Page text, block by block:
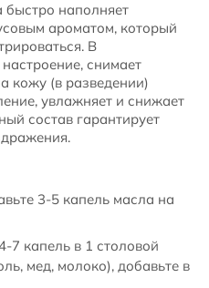
наполняет
ароматом, который
В
снимает
кожу (в разведении)
увлажняет и снижает
состав гарантирует
3-5 капель масла на
7 капель в 1 столовой
мед, молоко), добавьте в